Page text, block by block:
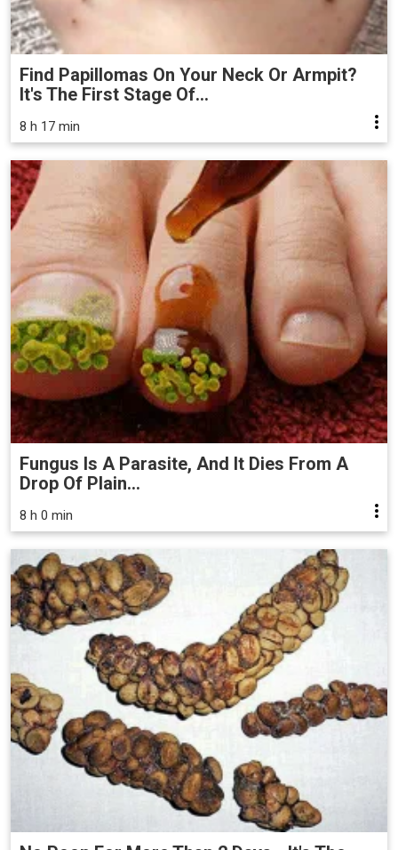
Find Papillomas On Your Neck Or Armpit?
It's The First Stage Of...
8 h 17 min
Fungus Is A Parasite, And It Dies From A
Drop Of Plain...
8 h 0 min